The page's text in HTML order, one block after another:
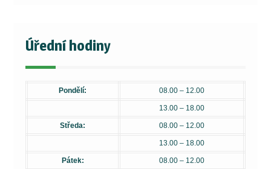
Úřední hodiny
Pondělí: 08.00 – 12.00
13.00 – 18.00
Středa: 08.00 – 12.00
13.00 – 18.00
Pátek: 08.00 – 12.00